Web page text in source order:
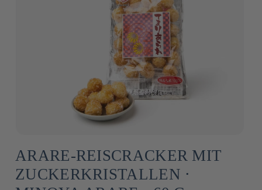
ARARE-REISCRACKER MIT
ZUCKERKRISTALLEN ⋅